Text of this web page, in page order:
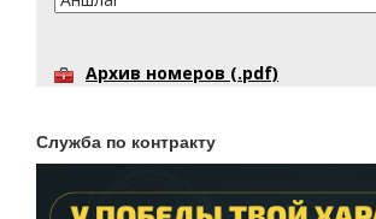
Архив номеров (.pdf)
Служба по контракту